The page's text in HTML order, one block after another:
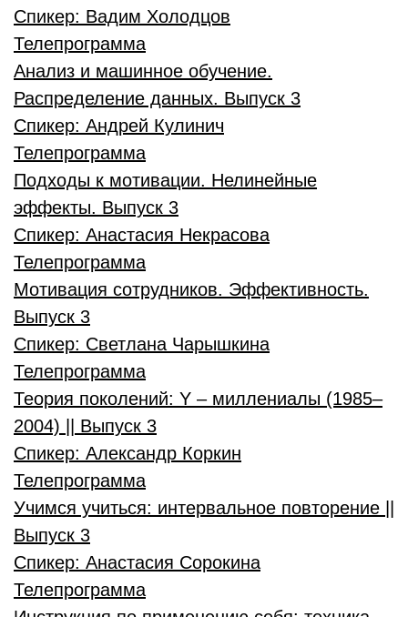
Спикер: Вадим Холодцов
Телепрограмма
Анализ и машинное обучение.
Распределение данных. Выпуск 3
Спикер: Андрей Кулинич
Телепрограмма
Подходы к мотивации. Нелинейные
эффекты. Выпуск 3
Спикер: Анастасия Некрасова
Телепрограмма
Мотивация сотрудников. Эффективность.
Выпуск 3
Спикер: Светлана Чарышкина
Телепрограмма
Теория поколений: Y – миллениалы (1985–
2004) || Выпуск 3
Спикер: Александр Коркин
Телепрограмма
Учимся учиться: интервальное повторение ||
Выпуск 3
Спикер: Анастасия Сорокина
Телепрограмма